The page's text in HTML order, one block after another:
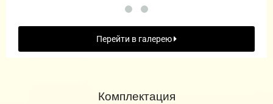
Перейти в галерею
Комплектация